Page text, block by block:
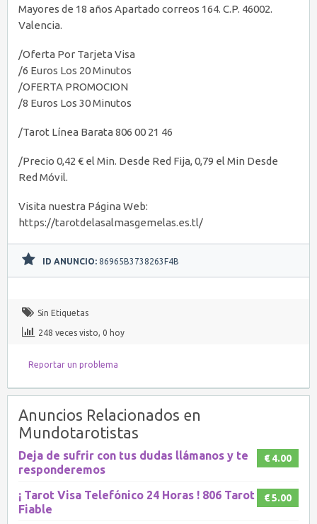
Mayores de 18 años Apartado correos 164. C.P. 46002.
Valencia.
/Oferta Por Tarjeta Visa
/6 Euros Los 20 Minutos
/OFERTA PROMOCION
/8 Euros Los 30 Minutos
/Tarot Línea Barata 806 00 21 46
/Precio 0,42 € el Min. Desde Red Fija, 0,79 el Min Desde
Red Móvil.
Visita nuestra Página Web:
https://tarotdelasalmasgemelas.es.tl/
ID ANUNCIO: 86965B3738263F4B
Sin Etiquetas
248 veces visto, 0 hoy
Reportar un problema
Anuncios Relacionados en
Mundotarotistas
€ 4.00
Deja de sufrir con tus dudas llámanos y te
responderemos
€ 5.00
¡ Tarot Visa Telefónico 24 Horas ! 806 Tarot
Fiable